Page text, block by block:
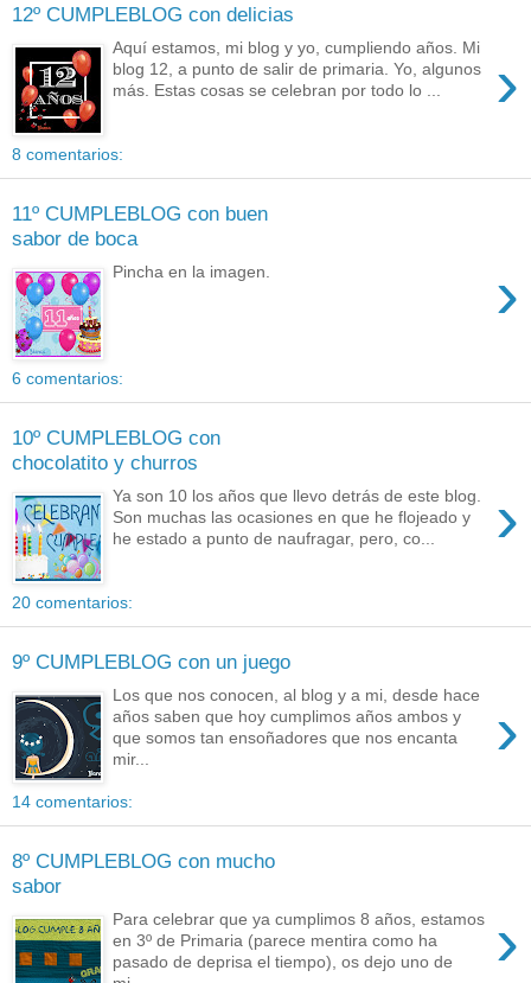
12º CUMPLEBLOG con delicias
›
Aquí estamos, mi blog y yo, cumpliendo años. Mi
blog 12, a punto de salir de primaria. Yo, algunos
más. Estas cosas se celebran por todo lo ...
8 comentarios:
11º CUMPLEBLOG con buen
sabor de boca
›
Pincha en la imagen.
6 comentarios:
10º CUMPLEBLOG con
chocolatito y churros
›
Ya son 10 los años que llevo detrás de este blog.
Son muchas las ocasiones en que he flojeado y
he estado a punto de naufragar, pero, co...
20 comentarios:
9º CUMPLEBLOG con un juego
›
Los que nos conocen, al blog y a mi, desde hace
años saben que hoy cumplimos años ambos y
que somos tan ensoñadores que nos encanta
mir...
14 comentarios:
8º CUMPLEBLOG con mucho
sabor
›
Para celebrar que ya cumplimos 8 años, estamos
en 3º de Primaria (parece mentira como ha
pasado de deprisa el tiempo), os dejo uno de